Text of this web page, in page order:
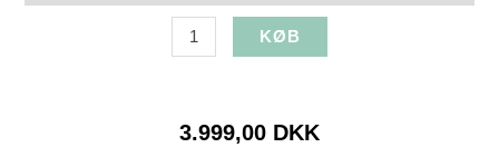
3.999,00 DKK